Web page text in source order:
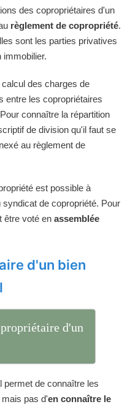
des copropriétaires d'un
règlement de copropriété.
sont les parties privatives
immobilier.
des charges de
entre les copropriétaires
connaître la répartition
de division qu'il faut se
au règlement de
est possible à
de copropriété. Pour
être voté en assemblée
d'un bien
d'un
permet de connaître les
pas d'en connaître le